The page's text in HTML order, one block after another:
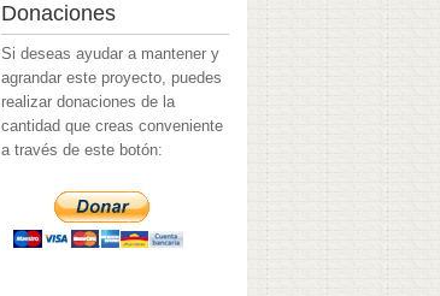
Donaciones
Si deseas ayudar a mantener y
agrandar este proyecto, puedes
realizar donaciones de la
cantidad que creas conveniente
a través de este botón: